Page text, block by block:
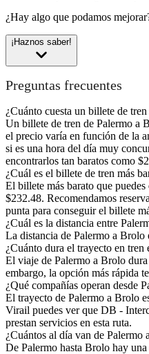
¿Hay algo que podamos
¡Haznos saber!
Preguntas frecuentes
¿Cuánto cuesta un billete de
Un billete de tren de Palermo a
el precio varía en función de la
si es una hora del día muy
encontrarlos tan baratos como
¿Cuál es el billete de tren más
El billete más barato que
$232.48. Recomendamos
punta para conseguir el billete
¿Cuál es la distancia entre
La distancia de Palermo a Brolo
¿Cuánto dura el trayecto en
El viaje de Palermo a Brolo
embargo, la opción más rápida
¿Qué compañías operan desde
El trayecto de Palermo a Brolo
Virail puedes ver que DB -
prestan servicios en esta ruta.
¿Cuántos al día van de Palermo
De Palermo hasta Brolo hay